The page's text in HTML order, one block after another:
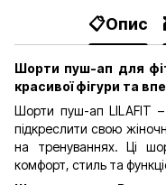
📋Опис
Шорти пуш-ап для
красивої фігури та
Шорти пуш-ап LILAFIT
підкреслити свою
на тренуваннях. Ці
комфорт, стиль та